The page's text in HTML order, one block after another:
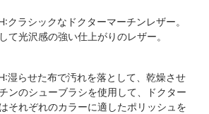
クラシックなドクターマーチンレザー。
て光沢感の強い仕上がりのレザー。
湿らせた布で汚れを落として、乾燥させ
ンのシューブラシを使用して、ドクター
それぞれのカラーに適したポリッシュを